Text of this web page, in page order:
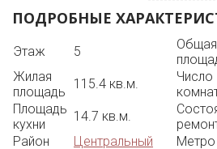
открытый двор-курдонер,
освещение и тишину внутри
Кухня оборудована гарнитуром,
В квартире три санузла.
• Квартира продается с мебелью,
предметами интерьера.
• Один взрослый собственник,
лиц, прямая продажа.
ПОДРОБНЫЕ
Этаж 5
Общая
Жилая
площадь
115.4 кв.м.
Число
Площадь
кухни
14.7 кв.м.
Район
Центральный Метро